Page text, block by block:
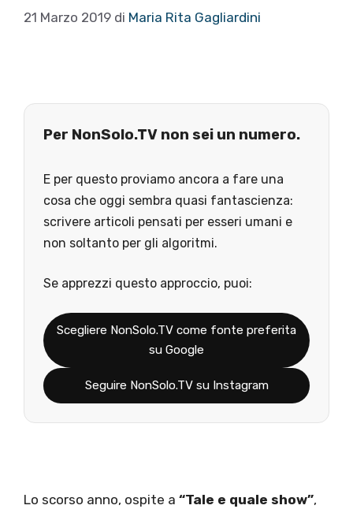
21 Marzo 2019 di Maria Rita Gagliardini
Per NonSolo.TV non sei un numero.
E per questo proviamo ancora a fare una
cosa che oggi sembra quasi fantascienza:
scrivere articoli pensati per esseri umani e
non soltanto per gli algoritmi.
Se apprezzi questo approccio, puoi:
Scegliere NonSolo.TV come fonte preferita
su Google
Seguire NonSolo.TV su Instagram
Lo scorso anno, ospite a “Tale e quale show”,